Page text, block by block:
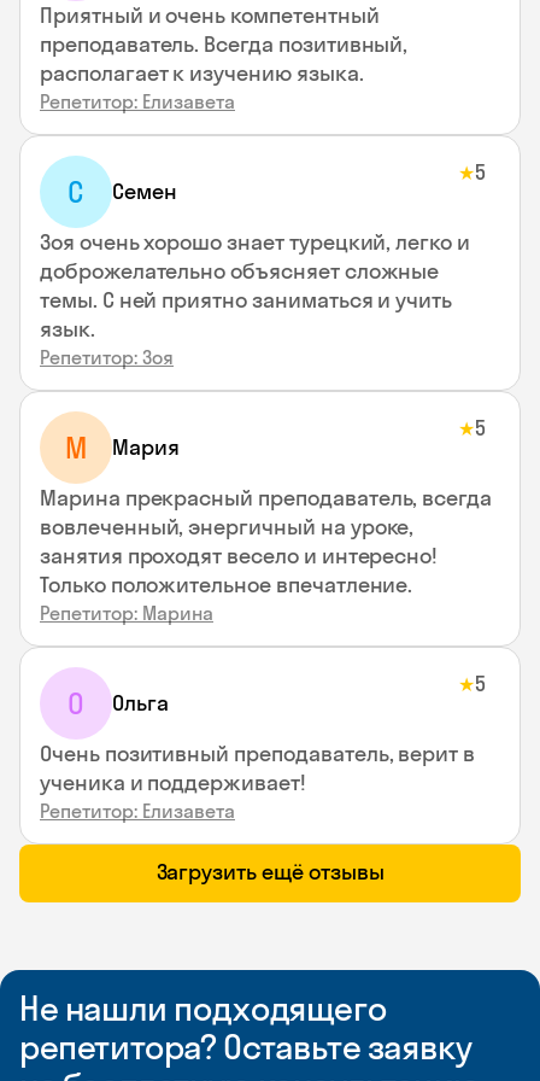
Приятный и очень компетентный
преподаватель. Всегда позитивный,
располагает к изучению языка.
Репетитор: Елизавета
С Семен
★5
Зоя очень хорошо знает турецкий, легко и
доброжелательно объясняет сложные
темы. С ней приятно заниматься и учить
язык.
Репетитор: Зоя
М Мария
★5
Марина прекрасный преподаватель, всегда
вовлеченный, энергичный на уроке,
занятия проходят весело и интересно!
Только положительное впечатление.
Репетитор: Марина
О Ольга
★5
Очень позитивный преподаватель, верит в
ученика и поддерживает!
Репетитор: Елизавета
Загрузить ещё отзывы
Не нашли подходящего
репетитора? Оставьте заявку